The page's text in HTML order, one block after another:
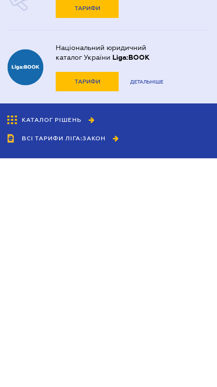
ТАРИФИ
Національний юридичний
каталог України Liga:BOOK
ТАРИФИ ДЕТАЛЬНІШЕ
КАТАЛОГ РІШЕНЬ
ВСІ ТАРИФИ ЛІГА:ЗАКОН